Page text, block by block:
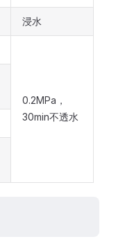
浸水
0.2MPa，
30min不透水